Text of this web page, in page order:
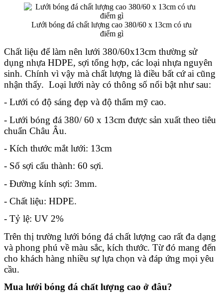
Lưới bóng đá chất lượng cao 380/60 x 13cm có ưu
điểm gì
Chất liệu để làm nên lưới 380/60x13cm thường sử
dụng nhựa HDPE, sợi tổng hợp, các loại nhựa nguyên
sinh. Chính vì vậy mà chất lượng là điều bất cứ ai cũng
nhận thấy.  Loại lưới này có thông số nổi bật như sau:
- Lưới có độ sáng đẹp và độ thẩm mỹ cao.
- Lưới bóng đá 380/ 60 x 13cm được sản xuất theo tiêu
chuẩn Châu Âu.
- Kích thước mắt lưới: 13cm
- Số sợi cấu thành: 60 sợi.
- Đường kính sợi: 3mm.
- Chất liệu: HDPE.
- Tỷ lệ: UV 2%
Trên thị trường lưới bóng đá chất lượng cao rất đa dạng
và phong phú về màu sắc, kích thước. Từ đó mang đến
cho khách hàng nhiều sự lựa chọn và đáp ứng mọi yêu
cầu.
Mua lưới bóng đá chất lượng cao ở đâu?